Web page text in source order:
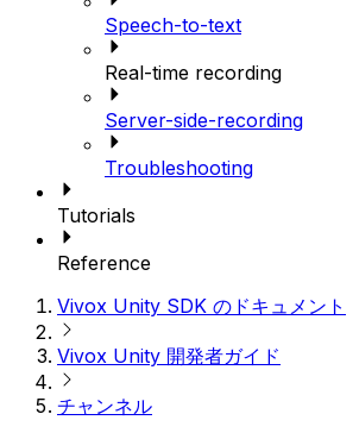
Speech-to-text
Real-time recording
Server-side-recording
Troubleshooting
Tutorials
Reference
Vivox Unity SDK のドキュメント
Vivox Unity 開発者ガイド
チャンネル